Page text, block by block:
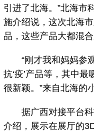
引进了北海。”北海市
施介绍说，这次北海
品，这些产品大都混
“刚才我和妈妈参观
抗‘疫’产品等，其中
很新颖。”来自北海的
据广西对接平台科
介绍，展示在展厅的